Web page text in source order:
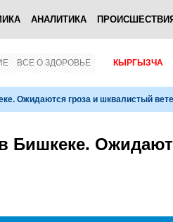
АНАЛИТИКА
ВСЕ О ЗДОРОВЬЕ КЫРГЫЗЧА
Ожидаются гроза и шквалистый
Бишкеке.